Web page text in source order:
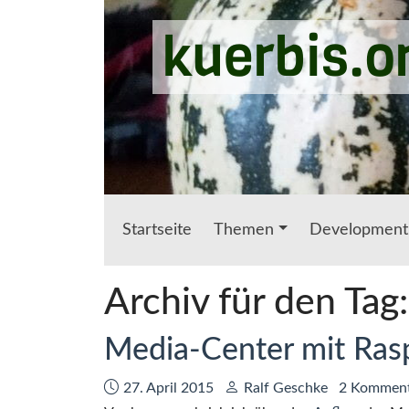
Zum Hauptinhalt springen
Startseite Themen Development
Archiv für den
Media-Center mit
Datum:
27. April 2015 Autor:
Ralf Geschke
2